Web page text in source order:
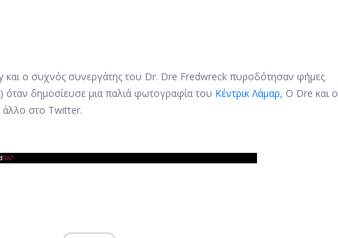
ο συχνός συνεργάτης του Dr. Dre Fredwreck πυροδότησαν φήμες
όταν δημοσίευσε μια παλιά φωτογραφία του Κέντρικ Λάμαρ, Ο Dre και ο
άλλο στο Twitter.